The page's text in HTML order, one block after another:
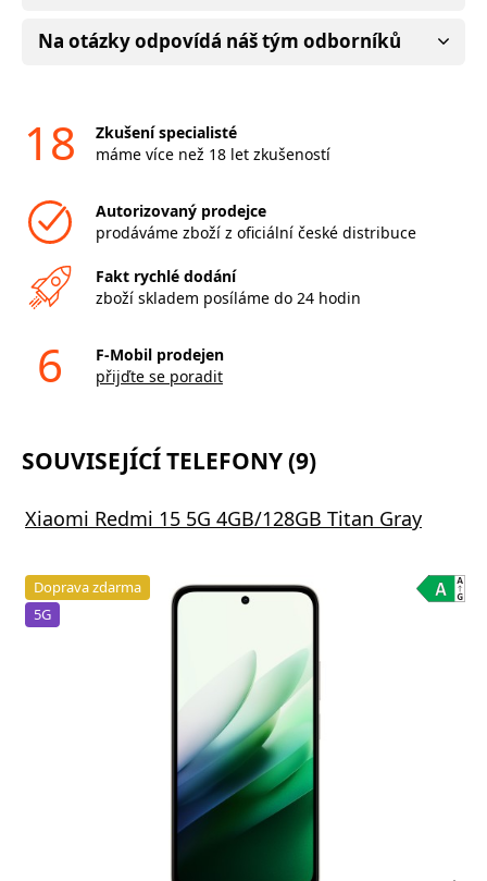
Na otázky odpovídá náš tým odborníků
18
Zkušení specialisté
máme více než 18 let zkušeností
Autorizovaný prodejce
prodáváme zboží z oficiální české distribuce
Fakt rychlé dodání
zboží skladem posíláme do 24 hodin
6
F-Mobil prodejen
přijďte se poradit
SOUVISEJÍCÍ TELEFONY (9)
Xiaomi Redmi 15 5G 4GB/128GB Titan Gray
Doprava zdarma
5G